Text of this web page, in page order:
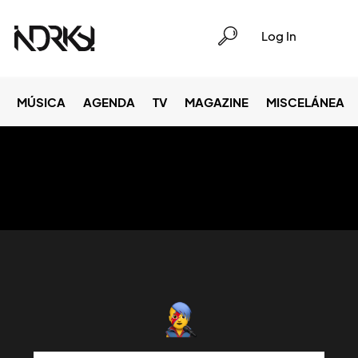
Log In
MÚSICA AGENDA TV MAGAZINE MISCELÁNEA